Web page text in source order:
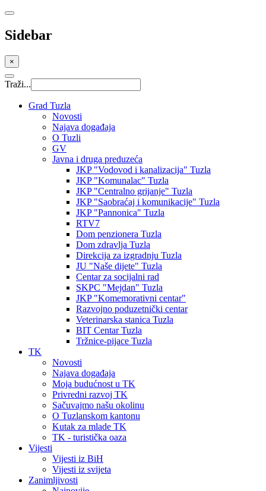
Sidebar
×
Traži...
Grad Tuzla
Novosti
Najava događaja
O Tuzli
GV
Javna i druga preduzeća
JKP "Vodovod i kanalizacija" Tuzla
JKP "Komunalac" Tuzla
JKP "Centralno grijanje" Tuzla
JKP "Saobraćaj i komunikacije" Tuzla
JKP "Pannonica" Tuzla
RTV7
Dom penzionera Tuzla
Dom zdravlja Tuzla
Direkcija za izgradnju Tuzla
JU "Naše dijete" Tuzla
Centar za socijalni rad
SKPC "Mejdan" Tuzla
JKP "Komemorativni centar"
Razvojno poduzetnički centar
Veterinarska stanica Tuzla
BIT Centar Tuzla
Tržnice-pijace Tuzla
TK
Novosti
Najava događaja
Moja budućnost u TK
Privredni razvoj TK
Sačuvajmo našu okolinu
O Tuzlanskom kantonu
Kutak za mlade TK
TK - turistička oaza
Vijesti
Vijesti iz BiH
Vijesti iz svijeta
Zanimljivosti